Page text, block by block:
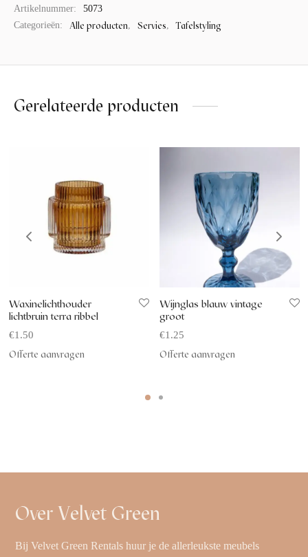
Artikelnummer:
5073
Categorieën:
Alle producten, Servies, Tafelstyling
Gerelateerde producten
Waxinelichthouder
lichtbruin terra ribbel
€1.50
Offerte aanvragen
Wijnglas blauw vintage
groot
€1.25
Offerte aanvragen
Over Velvet Green
Bij Velvet Green Rentals huur je de allerleukste meubels